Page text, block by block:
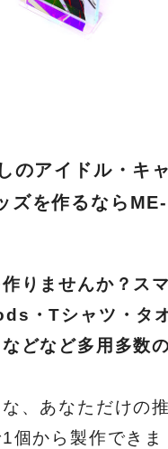
のアイドル・キ
ズを作るならME-
りませんか？ス
・Tシャツ・タ
どなど多用多数
、あなただけの
個から製作できま